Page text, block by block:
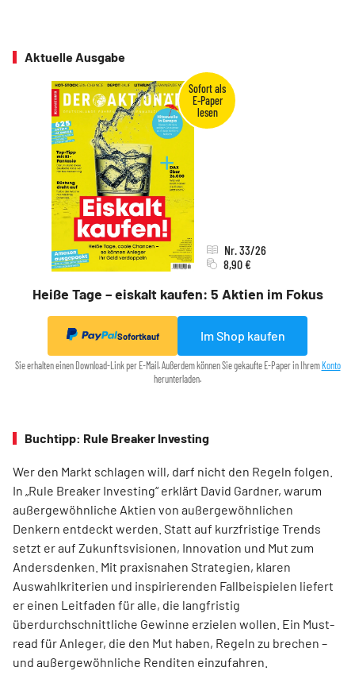
Aktuelle Ausgabe
Heiße Tage – eiskalt kaufen: 5 Aktien im Fokus
Nr. 33/26
8,90 €
Sofortkauf Im Shop kaufen
Sie erhalten einen Download-Link per E-Mail. Außerdem können Sie gekaufte E-Paper in Ihrem Konto
herunterladen.
Buchtipp: Rule Breaker Investing
Wer den Markt schlagen will, darf nicht den Regeln folgen.
In „Rule Breaker Investing“ erklärt David Gardner, warum
außergewöhnliche Aktien von außer­gewöhnlichen
Denkern entdeckt werden. Statt auf kurzfristige Trends
setzt er auf Zukunftsvisionen, Innovation und Mut zum
Andersdenken. Mit praxisnahen Strategien, klaren
Auswahlkriterien und inspirierenden Fallbeispielen liefert
er einen Leit­faden für alle, die langfristig
überdurchschnittliche Gewinne erzielen wollen. Ein Must-
read für Anleger, die den Mut haben, Regeln zu brechen –
und außergewöhnliche Renditen einzufahren.